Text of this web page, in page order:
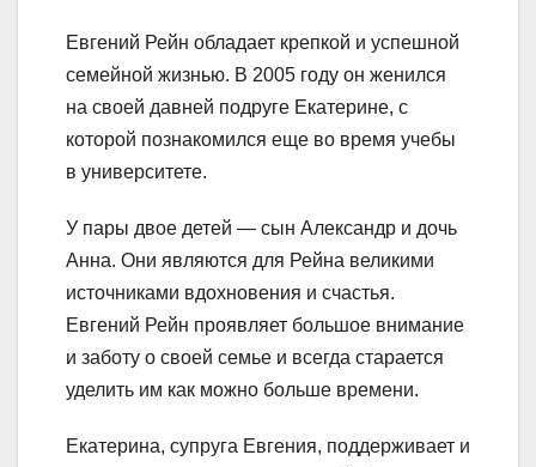
Евгений Рейн обладает крепкой и успешной
семейной жизнью. В 2005 году он женился
на своей давней подруге Екатерине, с
которой познакомился еще во время учебы
в университете.
У пары двое детей — сын Александр и дочь
Анна. Они являются для Рейна великими
источниками вдохновения и счастья.
Евгений Рейн проявляет большое внимание
и заботу о своей семье и всегда старается
уделить им как можно больше времени.
Екатерина, супруга Евгения, поддерживает и